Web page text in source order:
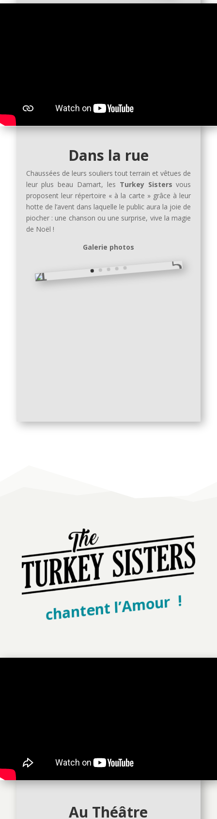
Dans la rue
Chaussées de leurs souliers tout terrain et vêtues de
leur plus beau Damart, les Turkey Sisters vous
proposent leur répertoire « à la carte » grâce à leur
hotte de l’avent dans laquelle le public aura la joie de
piocher : une chanson ou une surprise, vive la magie
de Noël !
Galerie photos
chantent l’Amour !
Au Théâtre